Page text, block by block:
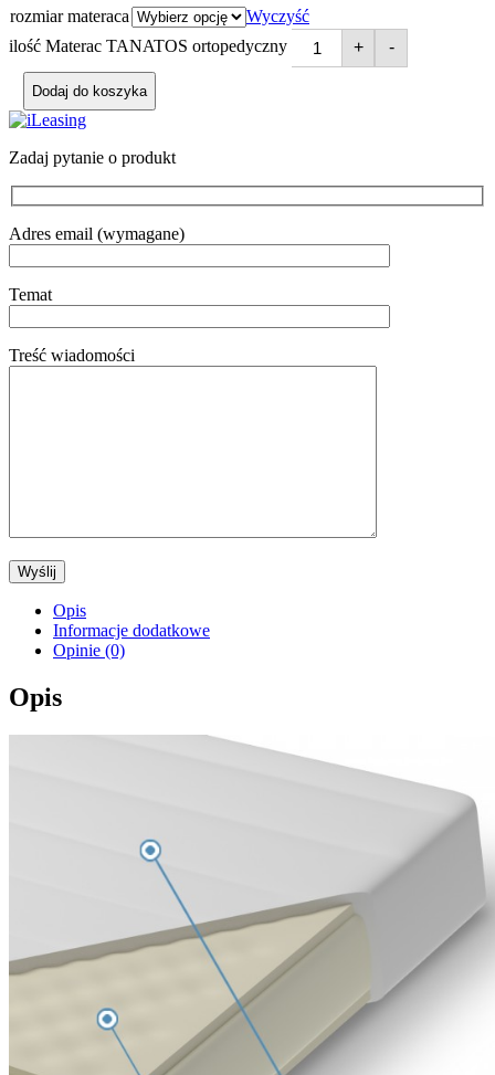
rozmiar materaca
Wyczyść
ilość Materac TANATOS ortopedyczny
+ -
Dodaj do koszyka
Zadaj pytanie o produkt
Adres email (wymagane)
Temat
Treść wiadomości
Opis
Informacje dodatkowe
Opinie (0)
Opis